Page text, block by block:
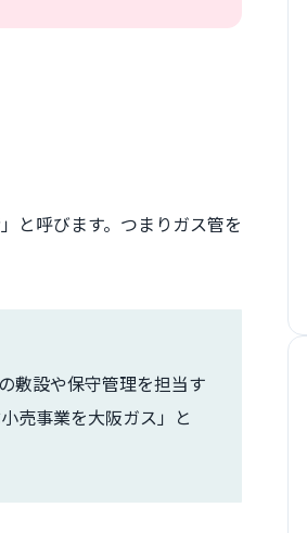
と呼びます。つまりガス管を
敷設や保守管理を担当す
売事業を大阪ガス」と